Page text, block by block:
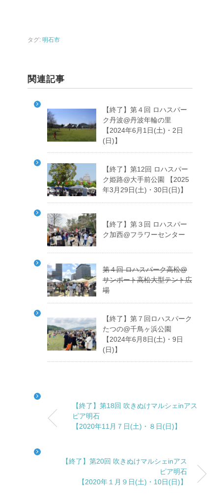
タグ: 明石市
関連記事
【終了】第４回 ロハスパー
ク丹波@丹波年輪の里
【2024年6月1日(土)・2日
(日)】
【終了】第12回 ロハスパー
ク姫路@大手前公園 【2025
年3月29日(土)・30日(日)】
【終了】第３回 ロハスパー
ク加西@フラワーセンター
第４回 ロハスパーク高松@
サンポート高松大型テント広
場
【終了】第７回ロハスパーク
たつの@千鳥ヶ浜公園
【2024年6月8日(土)・9日
(日)】
【終了】第18回 吹きぬけマルシェinアス
ピア明石
【2020年11月７日(土)・８日(日)】
【終了】第20回 吹きぬけマルシェinアス
ピア明石
【2020年１月９日(土)・10日(日)】